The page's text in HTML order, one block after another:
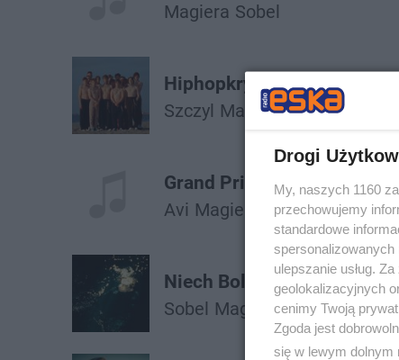
Magiera Sobel
Hiphopkryta
Szczyl Magiera
Grand Prix
Avi Magiera
Niech Boli
Sobel Magiera
Drogi
My, naszych 1160
przechowujemy
standardowe
spersonalizowanych
ulepszanie usług.
geolokalizacyjnych
cenimy Twoją
Zgoda jest
się w lewym dolnym